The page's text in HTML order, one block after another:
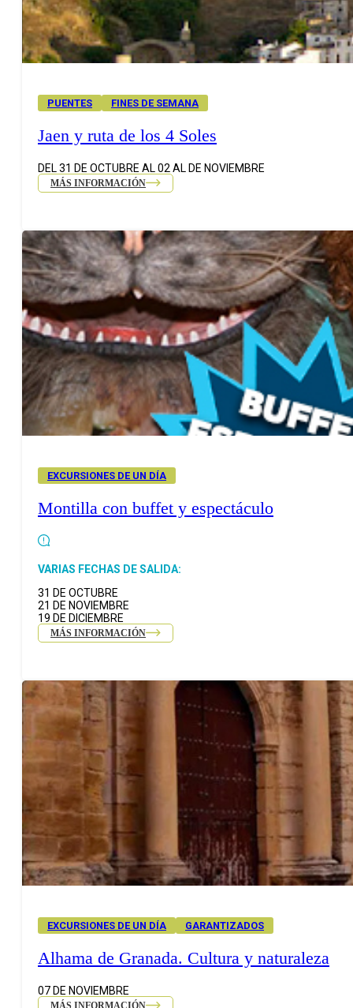
PUENTES FINES DE SEMANA
Jaen y ruta de los 4 Soles
DEL 31 DE OCTUBRE AL 02 AL DE NOVIEMBRE
MÁS INFORMACIÓN
EXCURSIONES DE UN DÍA
Montilla con buffet y espectáculo
VARIAS FECHAS DE SALIDA:
31 DE OCTUBRE
21 DE NOVIEMBRE
19 DE DICIEMBRE
MÁS INFORMACIÓN
EXCURSIONES DE UN DÍA GARANTIZADOS
Alhama de Granada. Cultura y naturaleza
07 DE NOVIEMBRE
MÁS INFORMACIÓN